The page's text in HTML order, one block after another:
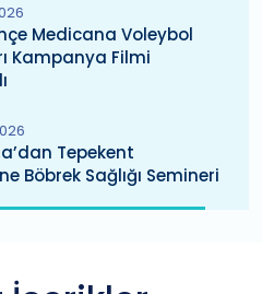
Medicana Voleybol
Kampanya Filmi
Tepekent
Böbrek Sağlığı Semineri